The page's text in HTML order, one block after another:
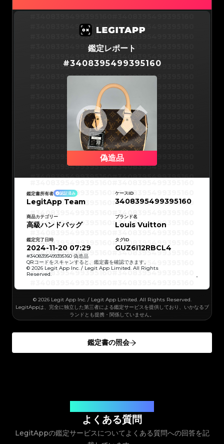
#3066123689299189#3066123689299189
#3066123689299189#3066123689299189
#3066123689299189 #3066123689299189
#3066123689299189
#3066123689299189
#3066123689299189#3066123689299189
#3066123689299189#3066123689299189
#3066123689299189#3066123689299189
#3066123689299189
#3066123689299189
#3066123689299189
#3066123689299189
#3066123689299189#3066123689299189
#3066123689299189#3066123689299189
#3066123689299189#3066123689299189
#3066123689299189#3066123689299189
#3066123689299189#3066123689299189
#3066123689299189#3066123689299189
#3066123689299189
#3066123689299189
#3066123689299189
#3066123689299189
#3066123689299189
#3066123689299189
#3066123689299189
#3066123689299189
#3066123689299189
#3066123689299189
#3066123689299189
#3066123689299189#3066123689299189
#3066123689299189
#3066123689299189#3066123689299189
#3066123689299189#3066123689299189
#3066123689299189#3066123689299189
#3066123689299189#3066123689299189
#3066123689299189#3066123689299189
#3066123689299189#3066123689299189
#3066123689299189 #3066123689299189
#3066123689299189#3066123689299189
#3066123689299189#3066123689299189
#3066123689299189#3066123689299189
#3066123689299189#3066123689299189
#3066123689299189#3066123689299189
#3066123689299189
#3066123689299189
#3066123689299189#3066123689299189
#3066123689299189
#3066123689299189
#3066123689299189#3066123689299189
#3066123689299189#3066123689299189
#3066123689299189#3066123689299189
#3066123689299189#3066123689299189
#3066123689299189#3066123689299189
#3066123689299189#3066123689299189
#3066123689299189#3066123689299189
#3066123689299189
#3066123689299189
#3066123689299189
#3066123689299189
#3066123689299189
#3066123689299189
#3066123689299189
#3066123689299189
#3066123689299189
#3066123689299189
#3066123689299189
#3066123689299189#3066123689299189
#3066123689299189#3066123689299189
#3066123689299189#3066123689299189
#3066123689299189#3066123689299189
#3066123689299189#3066123689299189
#3066123689299189#3066123689299189
#3066123689299189#3066123689299189
#3066123689299189#3066123689299189
#3066123689299189#3066123689299189
#3066123689299189#3066123689299189
#3066123689299189#3066123689299189
#3066123689299189#3066123689299189
#3066123689299189#3066123689299189
#3066123689299189
#3066123689299189
#3408395499395160#3408395499395160
#3408395499395160#3408395499395160
#3408395499395160#3408395499395160
#3408395499395160#3408395499395160
#3408395499395160#3408395499395160
#3408395499395160#3408395499395160
#3408395499395160
#3408395499395160
#3408395499395160
#3408395499395160
#3408395499395160#3408395499395160
#3408395499395160#3408395499395160
#3408395499395160#3408395499395160
#3408395499395160#3408395499395160
#3408395499395160#3408395499395160
#3408395499395160#3408395499395160
#3408395499395160#3408395499395160
#3408395499395160
#3408395499395160
#3408395499395160
#3408395499395160
#3408395499395160
#3408395499395160
#3408395499395160
#3408395499395160
#3408395499395160
#3408395499395160
#3408395499395160
#3408395499395160
#3408395499395160
#3408395499395160#3408395499395160
#3408395499395160
#3408395499395160#3408395499395160
#3408395499395160#3408395499395160
#3408395499395160#3408395499395160
#3408395499395160
#3408395499395160
#3408395499395160#3408395499395160
#3408395499395160 #3408395499395160
#3408395499395160 #3408395499395160
#3408395499395160#3408395499395160
鑑定レポート
#3408395499395160
偽造品
#3408395499395160
#3408395499395160
#3408395499395160
#3408395499395160
#3408395499395160
#3408395499395160
#3408395499395160
#3408395499395160
#3408395499395160
#3408395499395160
#3408395499395160
#3408395499395160
#3408395499395160#3408395499395160
#3408395499395160#3408395499395160
#3408395499395160#3408395499395160
#3408395499395160#3408395499395160
#3408395499395160#3408395499395160
#3408395499395160#3408395499395160
#3408395499395160#3408395499395160
#3408395499395160#3408395499395160
#3408395499395160#3408395499395160
#3408395499395160#3408395499395160
#3408395499395160#3408395499395160
#3408395499395160#3408395499395160
#3408395499395160#3408395499395160
鑑定書所有者 認証済み
LegitApp Team
ケースID
3408395499395160
商品カテゴリー
高級ハンドバッグ
ブランド名
Louis Vuitton
鑑定完了日時
2024-11-20 07:29
タグID
GUZ6I12RBCL4
#3408395499395160 偽造品
QRコードをスキャンすると、鑑定書を確認できます。
© 2026 Legit App Inc. / Legit App Limited. All Rights
Reserved.
© 2026 Legit App Inc. / Legit App Limited. All Rights Reserved.
LegitAppは、完全に独立した第三者による鑑定サービスを提供しており、いかなるブ
ランドとも提携・関係していません。
鑑定書の照会
よくある質問
LegitAppの鑑定サービスについてよくある質問への回答を記